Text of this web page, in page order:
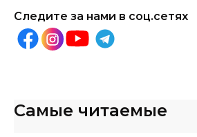
Следите за нами в соц.сетях
Самые читаемые